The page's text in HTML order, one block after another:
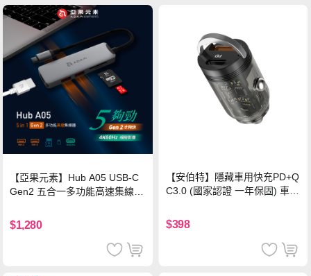
【亞果元素】Hub A05 USB-C
Gen2 五合一多功能高速集線
$1,280
【安伯特】隱藏車用快充PD+Q
C3.0 (國家認證 一年保固) 車充
$398